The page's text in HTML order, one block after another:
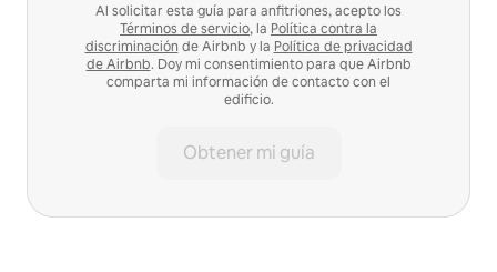
Al solicitar esta guía para anfitriones, acepto los
Términos de servicio, la Política contra la
discriminación de Airbnb y la Política de privacidad
de Airbnb. Doy mi consentimiento para que Airbnb
comparta mi información de contacto con el
edificio.
Obtener mi guía